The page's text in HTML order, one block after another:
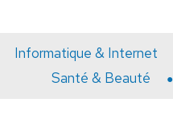
Informatique & Internet
Santé & Beauté